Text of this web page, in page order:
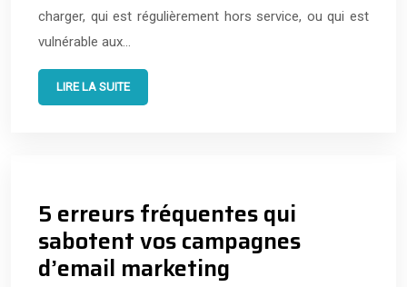
charger, qui est régulièrement hors service, ou qui est
vulnérable aux…
LIRE LA SUITE
5 erreurs fréquentes qui
sabotent vos campagnes
d’email marketing